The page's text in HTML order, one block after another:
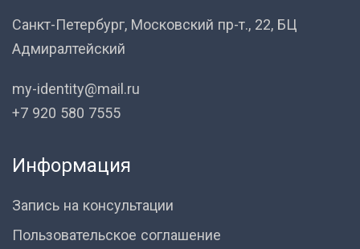
Санкт-Петербург, Московский пр-т., 22, БЦ
Адмиралтейский
my-identity@mail.ru
+7 920 580 7555
Информация
Запись на консультации
Пользовательское соглашение